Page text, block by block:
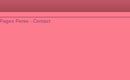
Perso - Contact